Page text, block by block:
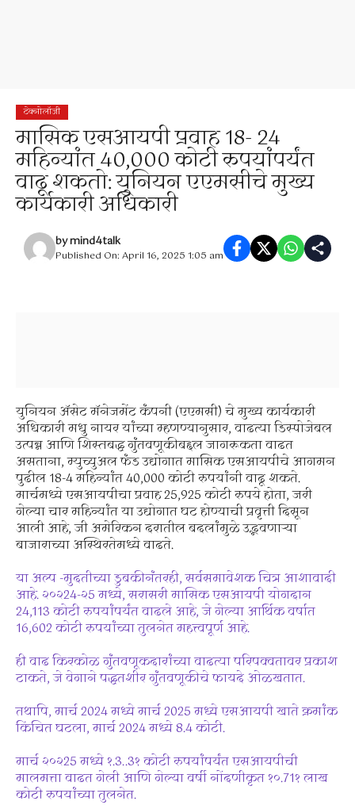
टेक्नोलॉजी
मासिक एसआयपी प्रवाह 18- 24
महिन्यांत 40,000 कोटी रुपयांपर्यंत
वाढू शकतो: युनियन एएमसीचे मुख्य
कार्यकारी अधिकारी
bymind4talk
Published On: April 16, 2025 1:05 am
युनियन अ‍ॅसेट मॅनेजमेंट कंपनी (एएमसी) चे मुख्य कार्यकारी
अधिकारी मधु नायर यांच्या म्हणण्यानुसार, वाढत्या डिस्पोजेबल
उत्पन्न आणि शिस्तबद्ध गुंतवणूकीबद्दल जागरूकता वाढत
असताना, म्युच्युअल फंड उद्योगात मासिक एसआयपीचे आगमन
पुढील 18-4 महिन्यांत 40,000 कोटी रुपयांनी वाढू शकते.
मार्चमध्ये एसआयपीचा प्रवाह 25,925 कोटी रुपये होता, जरी
गेल्या चार महिन्यांत या उद्योगात घट होण्याची प्रवृत्ती दिसून
आली आहे, जी अमेरिकन दरातील बदलांमुळे उद्भवणार्‍या
बाजाराच्या अस्थिरतेमध्ये वाढते.
या अल्प -मुदतीच्या डुबकीनंतरही, सर्वसमावेशक चित्र आशावादी
आहे. २०२24-२5 मध्ये, सरासरी मासिक एसआयपी योगदान
24,113 कोटी रुपयांपर्यंत वाढले आहे, जे गेल्या आर्थिक वर्षात
16,602 कोटी रुपयांच्या तुलनेत महत्त्वपूर्ण आहे.
ही वाढ किरकोळ गुंतवणूकदारांच्या वाढत्या परिपक्वतावर प्रकाश
टाकते, जे वेगाने पद्धतशीर गुंतवणूकीचे फायदे ओळखतात.
तथापि, मार्च 2024 मध्ये मार्च 2025 मध्ये एसआयपी खाते क्रमांक
किंचित घटला, मार्च 2024 मध्ये 8.4 कोटी.
मार्च २०२25 मध्ये १.3..3१ कोटी रुपयांपर्यंत एसआयपीची
मालमत्ता वाढत गेली आणि गेल्या वर्षी नोंदणीकृत १०.71१ लाख
कोटी रुपयांच्या तुलनेत.